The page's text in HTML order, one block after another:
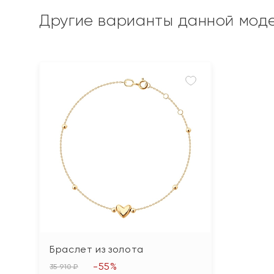
Другие варианты данной
Браслет из золота
35 910 ₽ -55%